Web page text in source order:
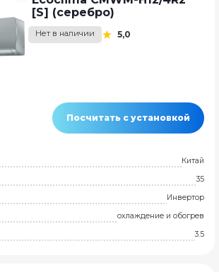
[S] (серебро)
Нет в наличии 5,0
Посчитать с установкой
Китай
35
Инвертор
охлаждение и обогрев
3.5